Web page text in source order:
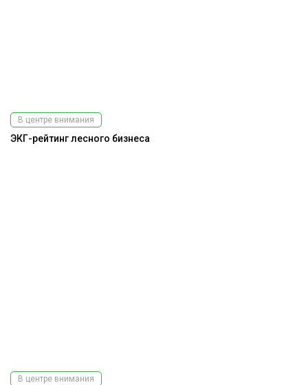
В центре внимания
ЭКГ-рейтинг лесного бизнеса
В центре внимания